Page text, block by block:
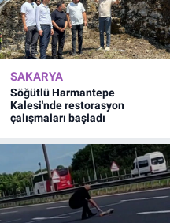
SAKARYA
Söğütlü Harmantepe
Kalesi'nde restorasyon
çalışmaları başladı